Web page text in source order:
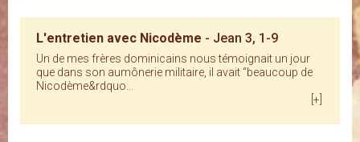
L'entretien avec Nicodème - Jean 3, 1-9
Un de mes frères dominicains nous témoignait un jour
que dans son aumônerie militaire, il avait “beaucoup de
Nicodème&rdquo...
[+]